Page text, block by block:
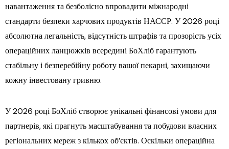
навантаження та безболісно впровадити міжнародні
стандарти безпеки харчових продуктів НАССР. У 2026 році
абсолютна легальність, відсутність штрафів та прозорість усіх
операційних ланцюжків всередині БоХліб гарантують
стабільну і безперебійну роботу вашої пекарні, захищаючи
кожну інвестовану гривню.
У 2026 році БоХліб створює унікальні фінансові умови для
партнерів, які прагнуть масштабування та побудови власних
регіональних мереж з кількох об’єктів. Оскільки операційна